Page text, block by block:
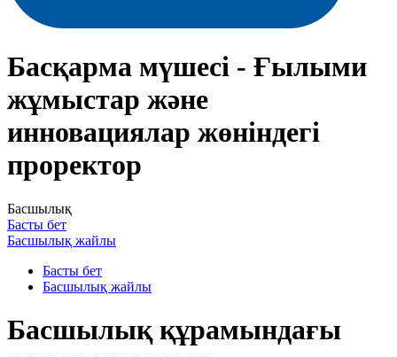
Басқарма мүшесі - Ғылыми
жұмыстар және
инновациялар жөніндегі
проректор
Басшылық
Басты бет
Басшылық жайлы
Басты бет
Басшылық жайлы
Басшылық құрамындағы